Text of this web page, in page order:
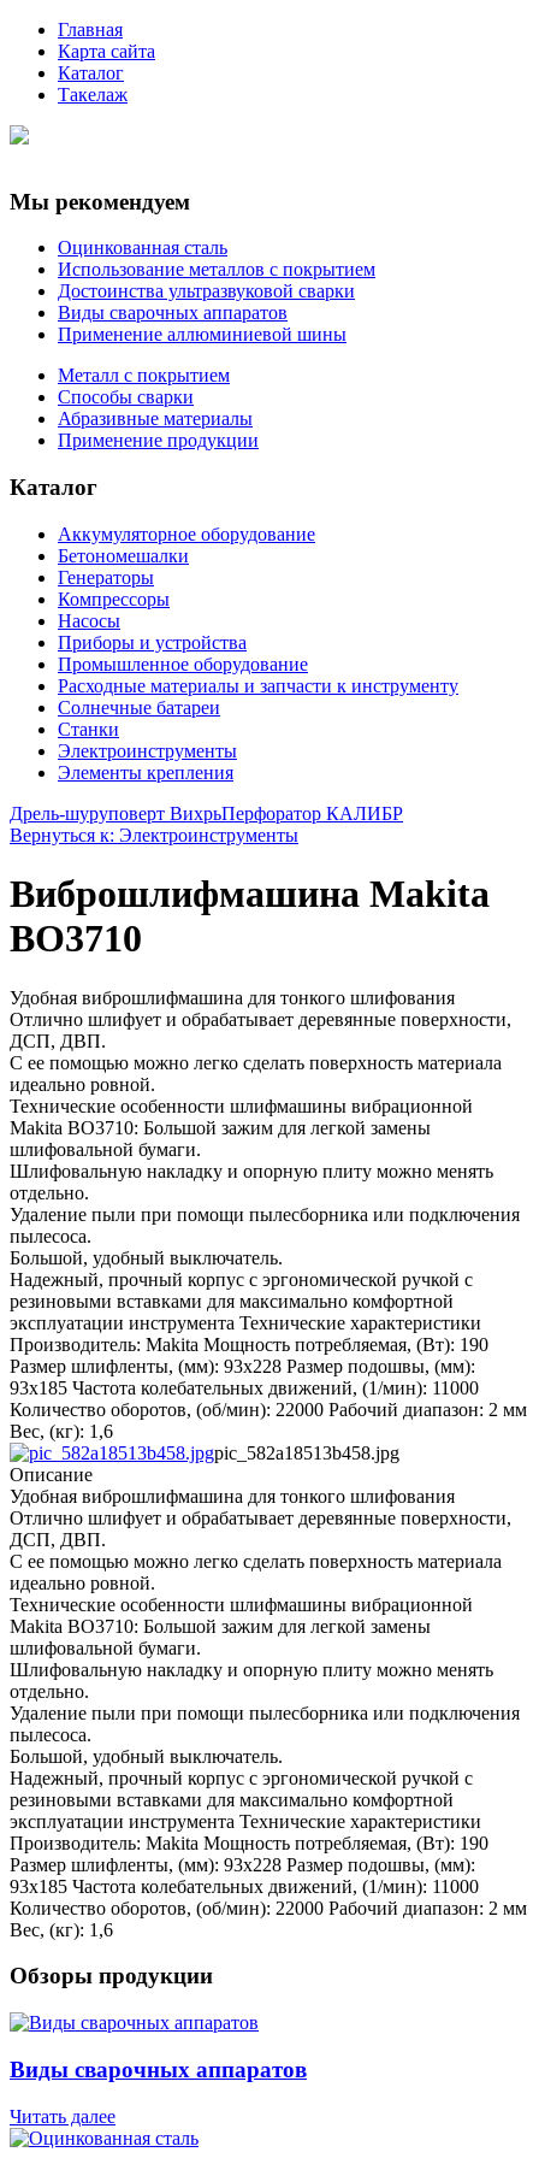
Главная
Карта сайта
Каталог
Такелаж
Мы рекомендуем
Оцинкованная сталь
Использование металлов с покрытием
Достоинства ультразвуковой сварки
Виды сварочных аппаратов
Применение аллюминиевой шины
Металл с покрытием
Способы сварки
Абразивные материалы
Применение продукции
Каталог
Аккумуляторное оборудование
Бетономешалки
Генераторы
Компрессоры
Насосы
Приборы и устройства
Промышленное оборудование
Расходные материалы и запчасти к инструменту
Солнечные батареи
Станки
Электроинструменты
Элементы крепления
Дрель-шуруповерт ВихрьПерфоратор КАЛИБР
Вернуться к: Электроинструменты
Виброшлифмашина Makita
BO3710
Удобная виброшлифмашина для тонкого шлифования
Отлично шлифует и обрабатывает деревянные поверхности,
ДСП, ДВП.
С ее помощью можно легко сделать поверхность материала
идеально ровной.
Технические особенности шлифмашины вибрационной
Makita BO3710: Большой зажим для легкой замены
шлифовальной бумаги.
Шлифовальную накладку и опорную плиту можно менять
отдельно.
Удаление пыли при помощи пылесборника или подключения
пылесоса.
Большой, удобный выключатель.
Надежный, прочный корпус с эргономической ручкой с
резиновыми вставками для максимально комфортной
эксплуатации инструмента Технические характеристики
Производитель: Makita Мощность потребляемая, (Вт): 190
Размер шлифленты, (мм): 93х228 Размер подошвы, (мм):
93х185 Частота колебательных движений, (1/мин): 11000
Количество оборотов, (об/мин): 22000 Рабочий диапазон: 2 мм
Вес, (кг): 1,6
pic_582a18513b458.jpg
Описание
Удобная виброшлифмашина для тонкого шлифования
Отлично шлифует и обрабатывает деревянные поверхности,
ДСП, ДВП.
С ее помощью можно легко сделать поверхность материала
идеально ровной.
Технические особенности шлифмашины вибрационной
Makita BO3710: Большой зажим для легкой замены
шлифовальной бумаги.
Шлифовальную накладку и опорную плиту можно менять
отдельно.
Удаление пыли при помощи пылесборника или подключения
пылесоса.
Большой, удобный выключатель.
Надежный, прочный корпус с эргономической ручкой с
резиновыми вставками для максимально комфортной
эксплуатации инструмента Технические характеристики
Производитель: Makita Мощность потребляемая, (Вт): 190
Размер шлифленты, (мм): 93х228 Размер подошвы, (мм):
93х185 Частота колебательных движений, (1/мин): 11000
Количество оборотов, (об/мин): 22000 Рабочий диапазон: 2 мм
Вес, (кг): 1,6
Обзоры продукции
Виды сварочных аппаратов
Читать далее